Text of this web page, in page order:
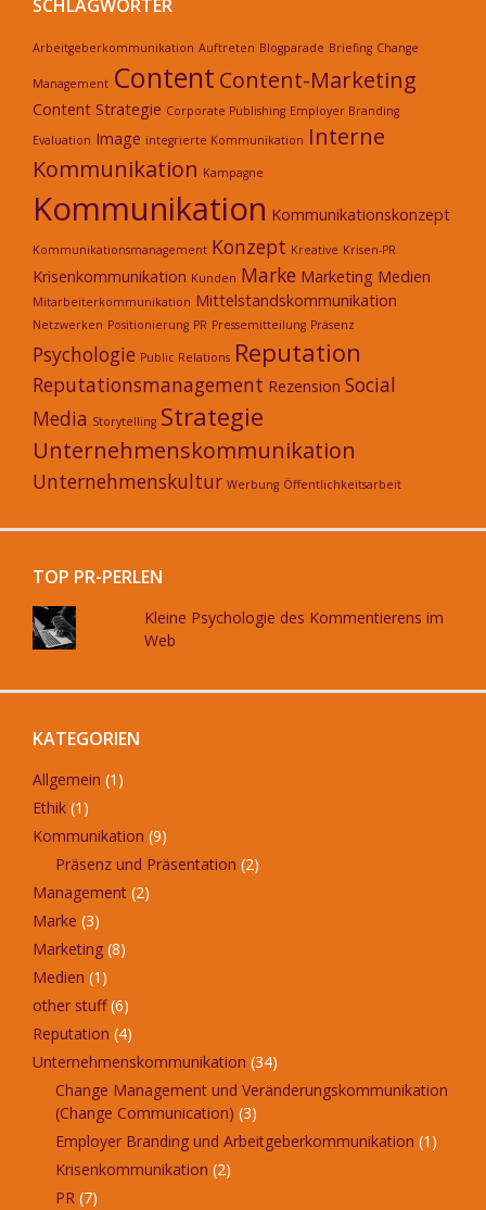
SCHLAGWÖRTER
Arbeitgeberkommunikation Auftreten Blogparade Briefing Change
Management Content Content-Marketing
Content Strategie Corporate Publishing Employer Branding
Evaluation Image integrierte Kommunikation Interne
Kommunikation Kampagne
Kommunikation Kommunikationskonzept
Kommunikationsmanagement Konzept Kreative Krisen-PR
Krisenkommunikation Kunden Marke Marketing Medien
Mitarbeiterkommunikation Mittelstandskommunikation
Netzwerken Positionierung PR Pressemitteilung Präsenz
Psychologie Public Relations Reputation
Reputationsmanagement Rezension Social
Media Storytelling Strategie
Unternehmenskommunikation
Unternehmenskultur Werbung Öffentlichkeitsarbeit
TOP PR-PERLEN
Kleine Psychologie des Kommentierens im
Web
KATEGORIEN
Allgemein (1)
Ethik (1)
Kommunikation (9)
Präsenz und Präsentation (2)
Management (2)
Marke (3)
Marketing (8)
Medien (1)
other stuff(6)
Reputation (4)
Unternehmenskommunikation (34)
Change Management und Veränderungskommunikation
(Change Communication) (3)
Employer Branding und Arbeitgeberkommunikation (1)
Krisenkommunikation (2)
PR (7)